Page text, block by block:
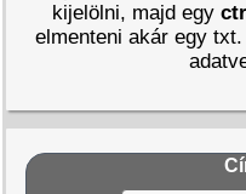
kijelölni, majd egy
elmenteni akár egy